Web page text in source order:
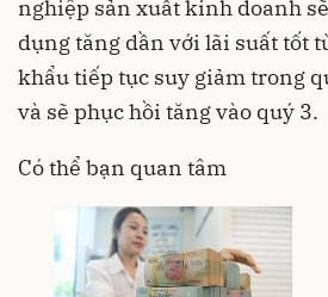
nghiệp sản xuất kinh doanh
dụng tăng dần với lãi suất tốt
khẩu tiếp tục suy giảm trong
và sẽ phục hồi tăng vào quý 3.
Có thể bạn quan tâm